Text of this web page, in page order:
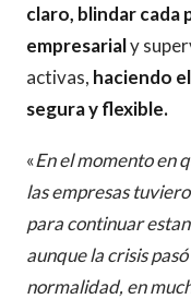
claro, blindar cada
empresarialy
activas, haciendo
segura y flexible.
«En el momento en
las empresas
para continuar
aunque la crisis
normalidad, en